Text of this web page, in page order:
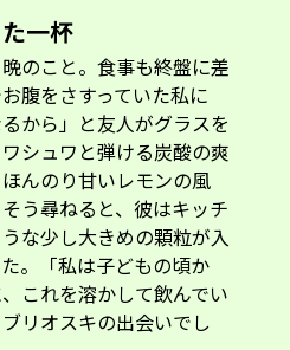
一杯
のこと。食事も終盤に差
腹をさすっていた私に
から」と友人がグラスを
シュワと弾ける炭酸の爽
んのり甘いレモンの風
う尋ねると、彼はキッチ
な少し大きめの顆粒が入
。「私は子どもの頃か
これを溶かして飲んでい
リオスキの出会いでし